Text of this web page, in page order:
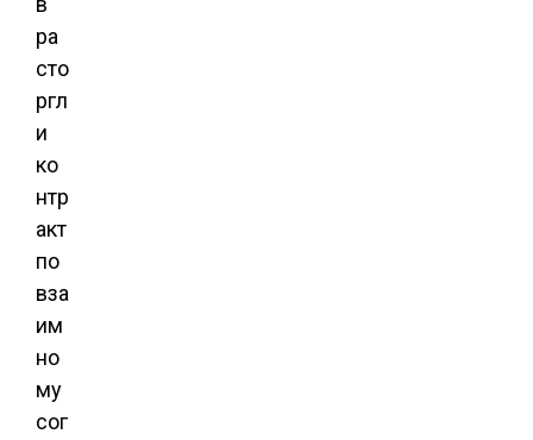
ра
сто
ргл
и
ко
нтр
акт
по
вза
им
но
му
сог